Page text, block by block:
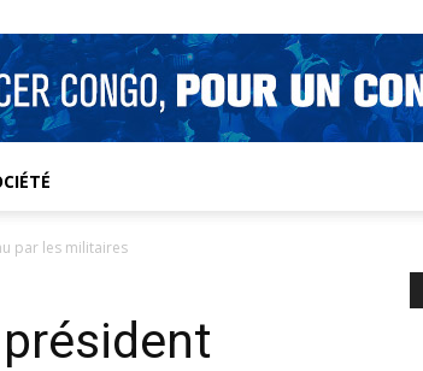
par les militaires